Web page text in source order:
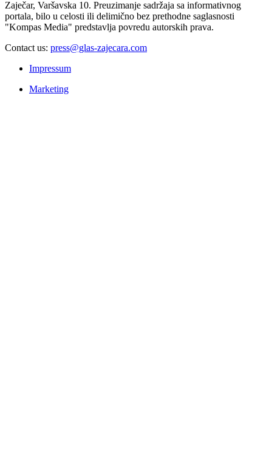
Zaječar, Varšavska 10. Preuzimanje sadržaja sa informativnog
portala, bilo u celosti ili delimično bez prethodne saglasnosti
"Kompas Media" predstavlja povredu autorskih prava.
Contact us: press@glas-zajecara.com
Impressum
Marketing